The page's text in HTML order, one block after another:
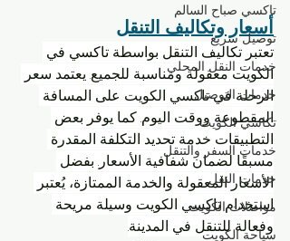
تاكسي صباح السالم
توصيل سريع
خدمات النقل المحلي
خدمات التوصيل
تكاسي الكويت
خدمات السفر والتنقل
خدمات النقل
مواصلات الكويت
سياحة الكويت
أسعار وتكاليف التنقل
تعتبر تكاليف التنقل بواسطة تاكسي في
الكويت معقولة ومناسبة للجميع. يعتمد سعر
الرحلة في تاكسي الكويت على المسافة
المقطوعة ووقت اليوم. كما يوفر بعض
التطبيقات خدمة تحديد التكلفة المقدرة
مسبقًا لضمان شفافية الأسعار. بفضل
الأسعار المعقولة والخدمة الممتازة، يُعتبر
استخدام تاكسي الكويت وسيلة مريحة
وفعالة للتنقل في المدينة.